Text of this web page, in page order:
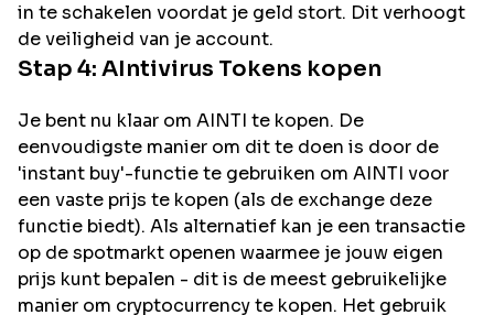
in te schakelen voordat je geld stort. Dit verhoogt
de veiligheid van je account.
Stap 4: AIntivirus Tokens kopen
Je bent nu klaar om AINTI te kopen. De
eenvoudigste manier om dit te doen is door de
'instant buy'-functie te gebruiken om AINTI voor
een vaste prijs te kopen (als de exchange deze
functie biedt). Als alternatief kan je een transactie
op de spotmarkt openen waarmee je jouw eigen
prijs kunt bepalen - dit is de meest gebruikelijke
manier om cryptocurrency te kopen. Het gebruik